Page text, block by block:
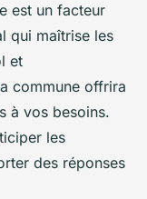
est un facteur
qui maîtrise les
et
commune offrira
à vos besoins.
les
des réponses